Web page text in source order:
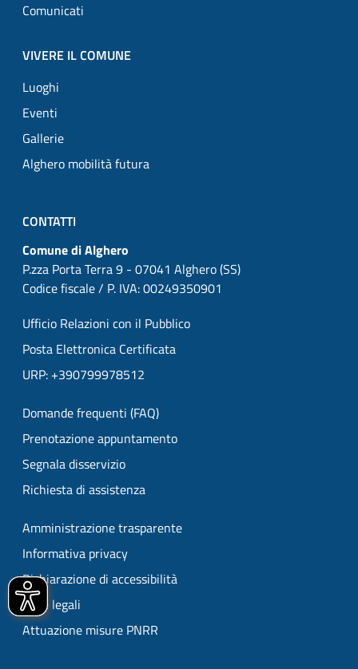
Comunicati
VIVERE IL COMUNE
Luoghi
Eventi
Gallerie
Alghero mobilità futura
CONTATTI
Comune di Alghero
P.zza Porta Terra 9 - 07041 Alghero (SS)
Codice fiscale / P. IVA: 00249350901
Ufficio Relazioni con il Pubblico
Posta Elettronica Certificata
URP: +390799978512
Domande frequenti (FAQ)
Prenotazione appuntamento
Segnala disservizio
Richiesta di assistenza
Amministrazione trasparente
Informativa privacy
Dichiarazione di accessibilità
Note legali
Attuazione misure PNRR